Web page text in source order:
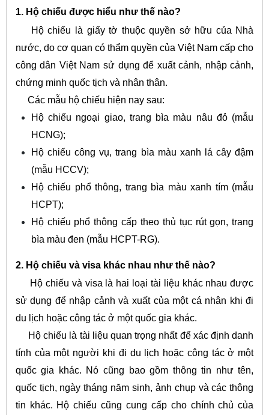
1. Hộ chiếu được hiểu như thế nào?
Hộ chiếu là giấy tờ thuộc quyền sở hữu của Nhà
nước, do cơ quan có thẩm quyền của Việt Nam cấp cho
công dân Việt Nam sử dụng để xuất cảnh, nhập cảnh,
chứng minh quốc tịch và nhân thân.
Các mẫu hộ chiếu hiện nay sau:
Hộ chiếu ngoại giao, trang bìa màu nâu đỏ (mẫu
HCNG);
Hộ chiếu công vụ, trang bìa màu xanh lá cây đậm
(mẫu HCCV);
Hộ chiếu phổ thông, trang bìa màu xanh tím (mẫu
HCPT);
Hộ chiếu phổ thông cấp theo thủ tục rút gọn, trang
bìa màu đen (mẫu HCPT-RG).
2. Hộ chiếu và visa khác nhau như thế nào?
Hộ chiếu và visa là hai loại tài liệu khác nhau được
sử dụng để nhập cảnh và xuất của một cá nhân khi đi
du lịch hoặc công tác ở một quốc gia khác.
Hộ chiếu là tài liệu quan trọng nhất để xác định danh
tính của một người khi đi du lịch hoặc công tác ở một
quốc gia khác. Nó cũng bao gồm thông tin như tên,
quốc tịch, ngày tháng năm sinh, ảnh chụp và các thông
tin khác. Hộ chiếu cũng cung cấp cho chính chủ của